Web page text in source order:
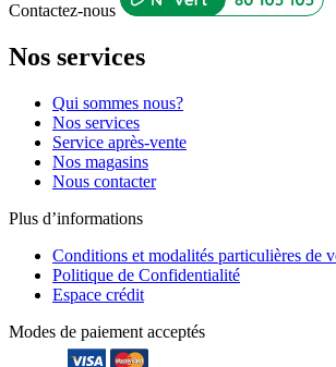
Contactez-nous
Nos services
Qui sommes nous?
Nos services
Service après-vente
Nos magasins
Nous contacter
Plus d’informations
Conditions et modalités particulières de
Politique de Confidentialité
Espace crédit
Modes de paiement acceptés